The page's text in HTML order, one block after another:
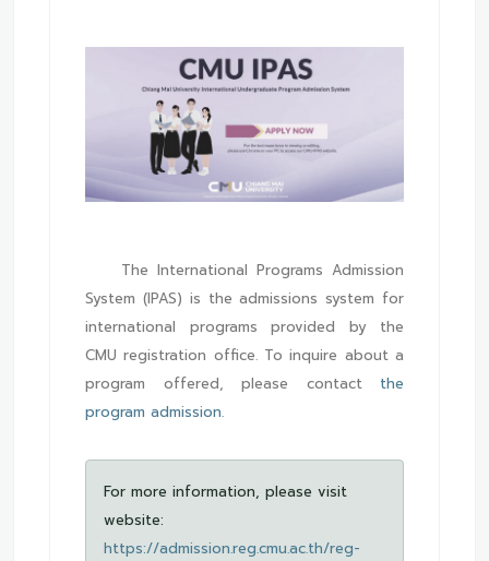
The International Programs Admission
System (IPAS) is the admissions system for
international programs provided by the
CMU registration office. To inquire about a
program offered, please contact the
program admission.
For more information, please visit
website:
https://admission.reg.cmu.ac.th/reg-